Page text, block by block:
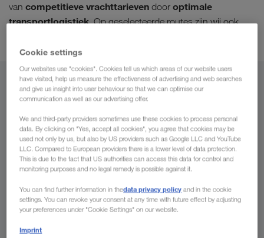
van competitieve vrachttarieven door optimale
transportlogistiek. Op geselecteerde routes zijn wij ook
Vanuit
Naar
Land
Cookie settings
Our websites use "cookies". Cookies tell us which areas of our website users
have visited, help us measure the effectiveness of advertising and web searches
and give us insight into user behaviour so that we can optimise our
communication as well as our advertising offer.
We and third-party providers sometimes use these cookies to process personal
data. By clicking on "Yes, accept all cookies", you agree that cookies may be
used not only by us, but also by US providers such as Google LLC and YouTube
LLC. Compared to European providers there is a lower level of data protection.
This is due to the fact that US authorities can access this data for control and
monitoring purposes and no legal remedy is possible against it.
You can find further information in thedata privacy policy and in the cookie
settings. You can revoke your consent at any time with future effect by adjusting
your preferences under "Cookie Settings" on our website.
Imprint